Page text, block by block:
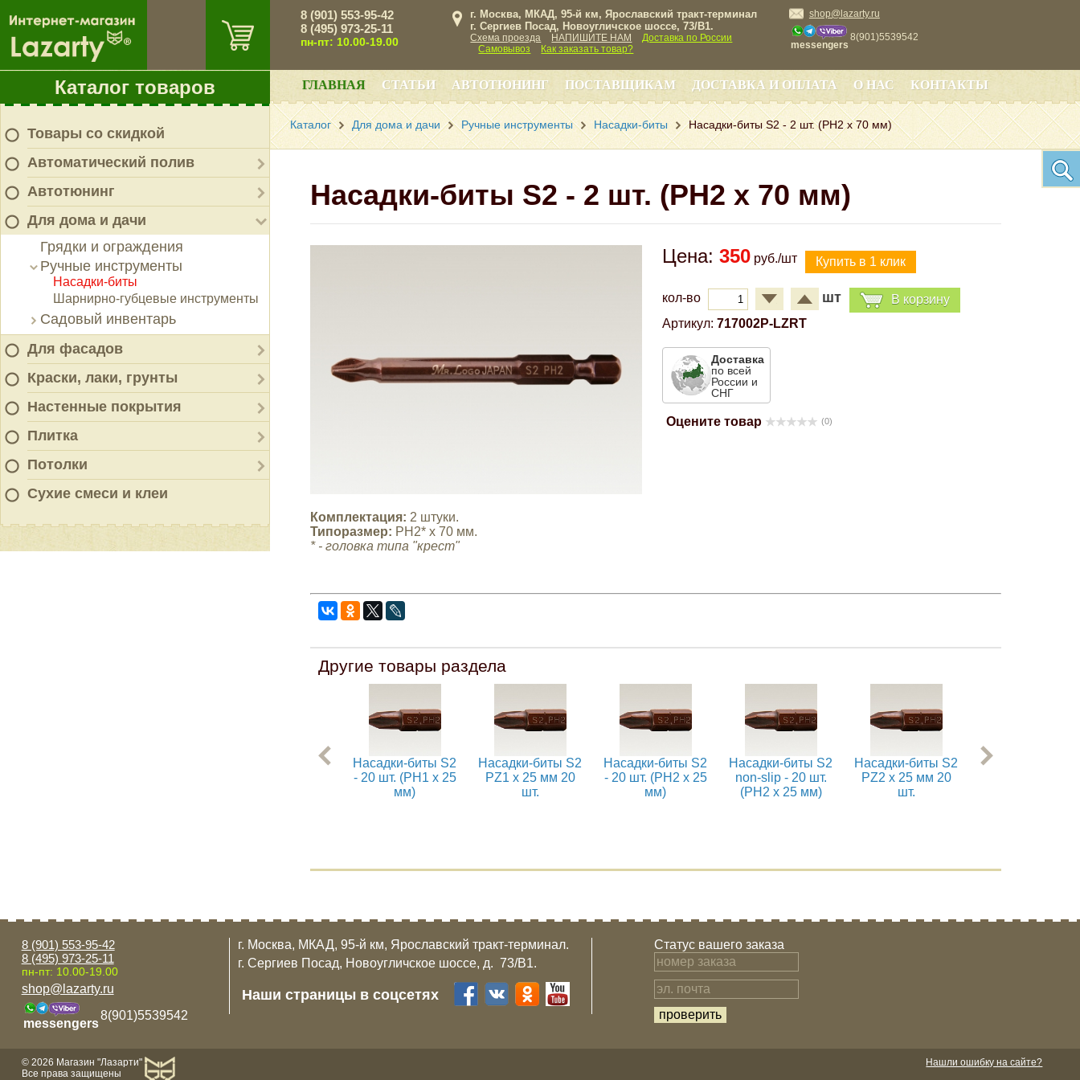
Каталог товаров
Товары со скидкой
Автоматический полив
Автотюнинг
Для дома и дачи
Грядки и ограждения
Ручные инструменты
Насадки-биты
Шарнирно-губцевые инструменты
Садовый инвентарь
Для фасадов
Краски, лаки, грунты
Настенные покрытия
Плитка
Потолки
Сухие смеси и клеи
8 (901) 553-95-42
8 (495) 973-25-11
пн-пт: 10.00-19.00
г. Москва, МКАД, 95-й км, Ярославский тракт-терминал
г. Сергиев Посад, Новоугличское шоссе, 73/B1.
Схема проезда НАПИШИТЕ НАМ
Доставка по России
Самовывоз
Как заказать товар?
shop@lazarty.ru
messengers
8(901)5539542
ГЛАВНАЯ СТАТЬИ АВТОТЮНИНГ ПОСТАВЩИКАМ ДОСТАВКА И ОПЛАТА О НАС КОНТАКТЫ
Каталог Для дома и дачи Ручные инструменты Насадки-биты Насадки-биты S2 - 2 шт. (PH2 х 70 мм)
Насадки-биты S2 - 2 шт. (PH2 х 70 мм)
Цена:350 руб./шт
кол-во шт
В корзину
Артикул: 717002P-LZRT
Доставка
по всей
России и
СНГ
Оцените товар (0)
Комплектация: 2 штуки.
Типоразмер: PH2* х 70 мм.
* - головка типа "крест"
Другие товары раздела
Насадки-биты S2
- 20 шт. (PH1 x 25
мм)
Насадки-биты S2
PZ1 x 25 мм 20
шт.
Насадки-биты S2
- 20 шт. (PH2 x 25
мм)
Насадки-биты S2
non-slip - 20 шт.
(PH2 x 25 мм)
Насадки-биты S2
PZ2 x 25 мм 20
шт.
Насадки-биты
8 (901) 553-95-42
8 (495) 973-25-11
пн-пт: 10.00-19.00
shop@lazarty.ru
messengers
8(901)5539542
г. Москва, МКАД, 95-й км, Ярославский тракт-терминал.
г. Сергиев Посад, Новоугличское шоссе, д. 73/B1.
Наши страницы в соцсетях
Статус вашего заказа
Нашли ошибку на сайте?
© 2026 Магазин "Лазарти"
Все права защищены